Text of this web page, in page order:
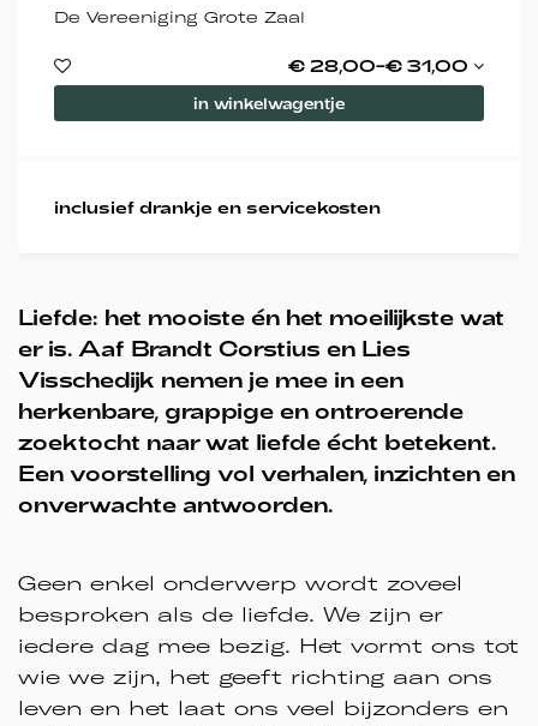
De Vereeniging Grote Zaal
€ 28,00–€ 31,00
in winkelwagentje
inclusief drankje en servicekosten
Liefde: het mooiste én het moeilijkste wat
er is. Aaf Brandt Corstius en Lies
Visschedijk nemen je mee in een
herkenbare, grappige en ontroerende
zoektocht naar wat liefde écht betekent.
Een voorstelling vol verhalen, inzichten en
onverwachte antwoorden.
Geen enkel onderwerp wordt zoveel
besproken als de liefde. We zijn er
iedere dag mee bezig. Het vormt ons tot
wie we zijn, het geeft richting aan ons
leven en het laat ons veel bijzonders en